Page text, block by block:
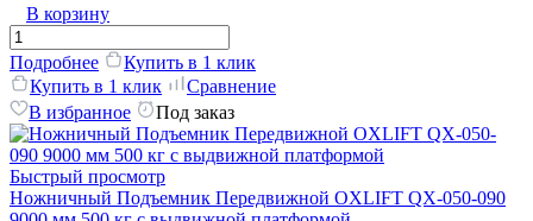
В корзину
Подробнее
Купить в 1 клик
Купить в 1 клик
Сравнение
В избранное
Под заказ
Быстрый просмотр
Ножничный Подъемник Передвижной OXLIFT QX-050-090